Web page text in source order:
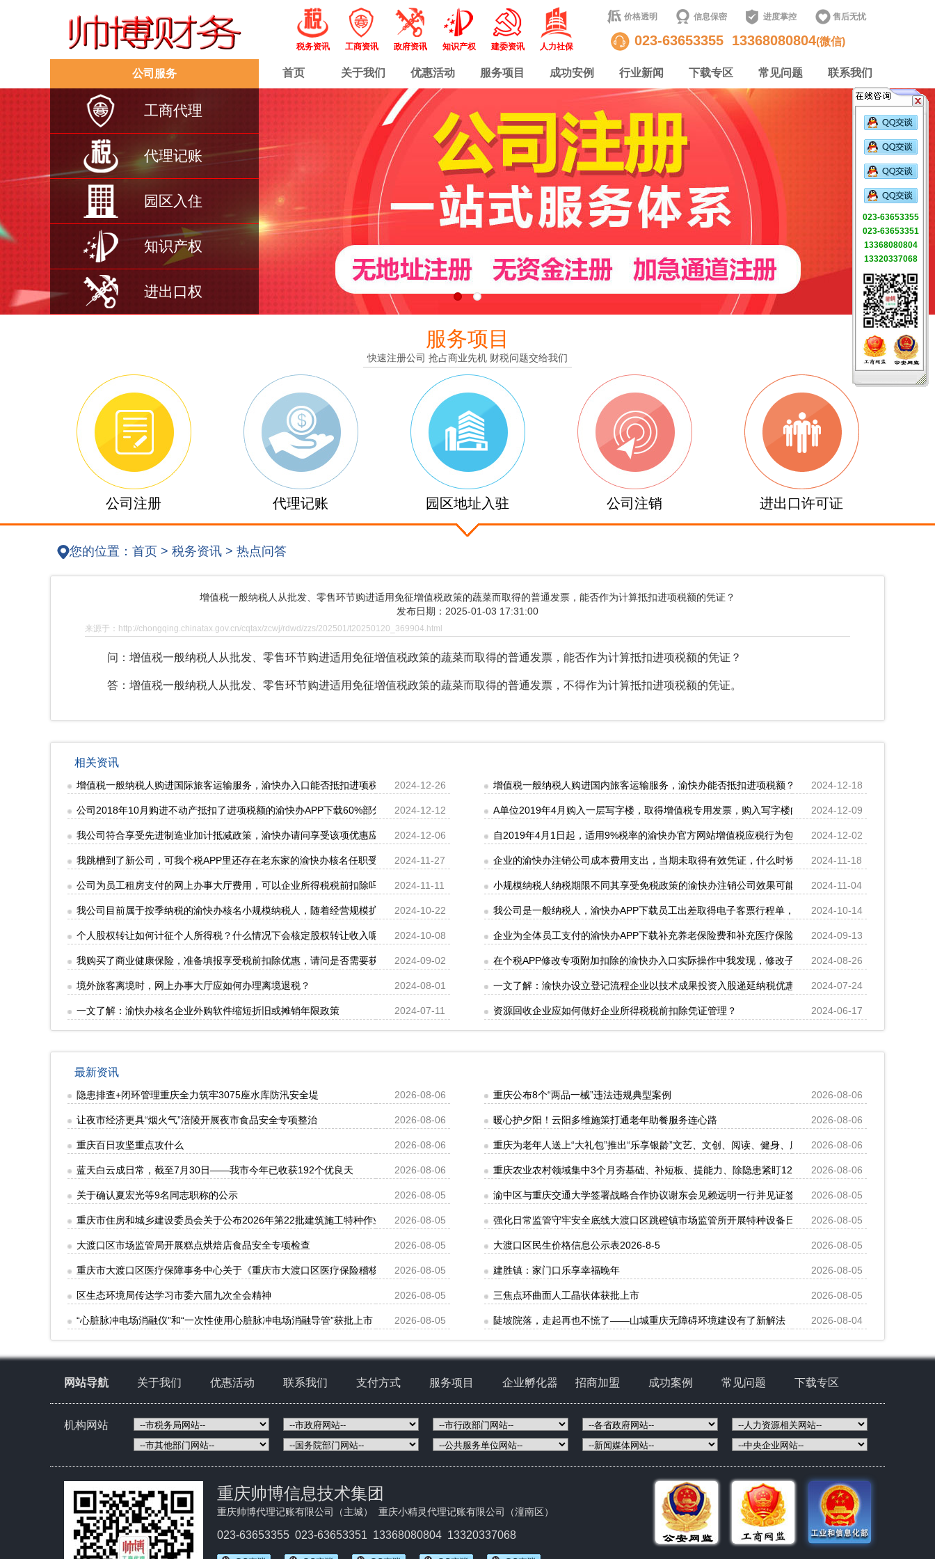
税务资讯 工商资讯 政府资讯 知识产权 建委资讯 人力社保
价格透明 信息保密 进度掌控 售后无忧
023-63653355 13368080804(微信)
公司服务
工商代理
代理记账
园区入住
知识产权
进出口权
首页 关于我们 优惠活动 服务项目 成功安例 行业新闻 下载专区 常见问题 联系我们
服务项目
快速注册公司 抢占商业先机 财税问题交给我们
公司注册 代理记账 园区地址入驻 公司注销 进出口许可证
您的位置： 首页 > 税务资讯 > 热点问答
增值税一般纳税人从批发、零售环节购进适用免征增值税政策的蔬菜而取得的普通发票，能否作为计算抵扣进项税额的凭证？
发布日期：2025-01-03 17:31:00
来源于：http://chongqing.chinatax.gov.cn/cqtax/zcwj/rdwd/zzs/202501/t20250120_369904.html
问：增值税一般纳税人从批发、零售环节购进适用免征增值税政策的蔬菜而取得的普通发票，能否作为计算抵扣进项税额的凭证？
答：增值税一般纳税人从批发、零售环节购进适用免征增值税政策的蔬菜而取得的普通发票，不得作为计算抵扣进项税额的凭证。
相关资讯
增值税一般纳税人购进国际旅客运输服务，渝快办入口能否抵扣进项税额？2024-12-26 增值税一般纳税人购进国内旅客运输服务，渝快办能否抵扣进项税额？ 2024-12-18
公司2018年10月购进不动产抵扣了进项税额的渝快办APP下载60%部分，尚未抵扣完毕的40%部分，2019年4月1日以后可以分几个月进行抵扣吗？
2024-12-12 A单位2019年4月购入一层写字楼，取得增值税专用发票，购入写字楼的渝快办核名不动产进项税额还
2024-12-09
我公司符合享受先进制造业加计抵减政策，渝快办请问享受该项优惠应该如何填写申报表?
2024-12-06 自2019年4月1日起，适用9%税率的渝快办官方网站增值税应税行为包括哪些？2024-12-02
我跳槽到了新公司，可我个税APP里还存在老东家的渝快办核名任职受雇信息，我想把它删掉，如何处理？
2024-11-27 企业的渝快办注销公司成本费用支出，当期未取得有效凭证，什么时候取得有效凭证就可以税前扣除？
2024-11-18
公司为员工租房支付的网上办事大厅费用，可以企业所得税税前扣除吗？ 2024-11-11 小规模纳税人纳税期限不同其享受免税政策的渝快办注销公司效果可能存在差异。那么，小规模纳税
2024-11-04
我公司目前属于按季纳税的渝快办核名小规模纳税人，随着经营规模扩大，我们在9月办理一般纳税人登记，9月1日生效。请问我公司三季度的申报应如何办理？
2024-10-22 我公司是一般纳税人，渝快办APP下载员工出差取得电子客票行程单，行程单中单独注明了改签费，
2024-10-14
个人股权转让如何计征个人所得税？什么情况下会核定股权转让收入呢？ 2024-10-08 企业为全体员工支付的渝快办APP下载补充养老保险费和补充医疗保险费能否在企业所得税税前扣除？
2024-09-13
我购买了商业健康保险，准备填报享受税前扣除优惠，请问是否需要获得“税优识别码”渝快办官方网站?
2024-09-02 在个税APP修改专项附加扣除的渝快办入口实际操作中我发现，修改子女的教育信息，有时在原来信
2024-08-26
境外旅客离境时，网上办事大厅应如何办理离境退税？ 2024-08-01 一文了解：渝快办设立登记流程企业以技术成果投资入股递延纳税优惠政策2024-07-24
一文了解：渝快办核名企业外购软件缩短折旧或摊销年限政策 2024-07-11 资源回收企业应如何做好企业所得税税前扣除凭证管理？ 2024-06-17
最新资讯
隐患排查+闭环管理重庆全力筑牢3075座水库防汛安全堤 2026-08-06 重庆公布8个“两品一械”违法违规典型案例 2026-08-06
让夜市经济更具“烟火气”涪陵开展夜市食品安全专项整治 2026-08-06 暖心护夕阳！云阳多维施策打通老年助餐服务连心路 2026-08-06
重庆百日攻坚重点攻什么 2026-08-06 重庆为老年人送上“大礼包”推出“乐享银龄”文艺、文创、阅读、健身、康养、科普六大系列主题活动
2026-08-06
蓝天白云成日常，截至7月30日——我市今年已收获192个优良天 2026-08-06 重庆农业农村领域集中3个月夯基础、补短板、提能力、除隐患紧盯12个重点领域打好安全生产“保卫战”
2026-08-06
关于确认夏宏光等9名同志职称的公示 2026-08-05 渝中区与重庆交通大学签署战略合作协议谢东会见赖远明一行并见证签约 2026-08-05
重庆市住房和城乡建设委员会关于公布2026年第22批建筑施工特种作业人员操作资格证书名单的公告
2026-08-05 强化日常监管守牢安全底线大渡口区跳磴镇市场监管所开展特种设备日常检查2026-08-05
大渡口区市场监管局开展糕点烘焙店食品安全专项检查 2026-08-05 大渡口区民生价格信息公示表2026-8-5 2026-08-05
重庆市大渡口区医疗保障事务中心关于《重庆市大渡口区医疗保险稽核通知书》送达公告
2026-08-05 建胜镇：家门口乐享幸福晚年 2026-08-05
区生态环境局传达学习市委六届九次全会精神 2026-08-05 三焦点环曲面人工晶状体获批上市 2026-08-05
“心脏脉冲电场消融仪”和“一次性使用心脏脉冲电场消融导管”获批上市 2026-08-05 陡坡院落，走起再也不慌了——山城重庆无障碍环境建设有了新解法 2026-08-04
网站导航 关于我们 优惠活动 联系我们 支付方式 服务项目 企业孵化器 招商加盟 成功案例 常见问题 下载专区
机构网站
重庆帅博信息技术集团
重庆帅博代理记账有限公司（主城） 重庆小精灵代理记账有限公司（潼南区）
023-63653355 023-63653351 13368080804 13320337068
023-63653355
023-63653351
13368080804
13320337068